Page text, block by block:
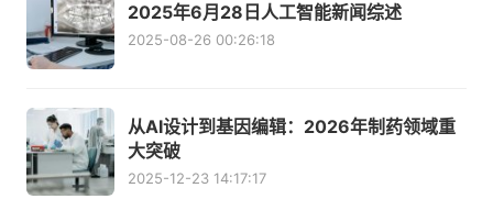
2025年6月28日人工智能新闻综述
2025-08-26 00:26:18
从AI设计到基因编辑：2026年制药领域重
大突破
2025-12-23 14:17:17